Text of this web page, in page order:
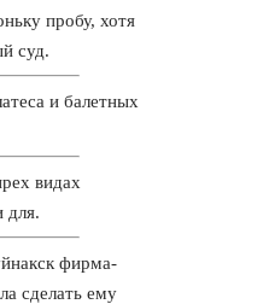
пробу, хотя
суд.
и балетных
видах
для.
фирма-
сделать ему